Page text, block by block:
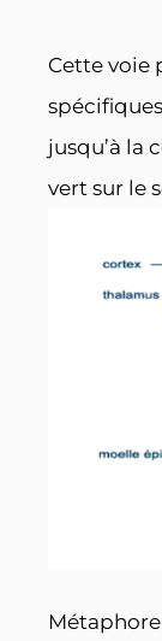
Cette voie
jusqu’à la
vert sur le
Métaphore